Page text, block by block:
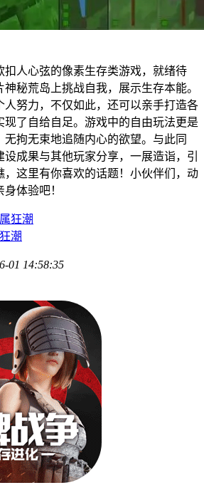
扣人心弦的像素生存类游戏，就绪待
秘荒岛上挑战自我，展示生存本能。
人努力，不仅如此，还可以亲手打造各
现了自给自足。游戏中的自由玩法更是
拘无束地追随内心的欲望。与此同
成果与其他玩家分享，一展造诣，引
，这里有你喜欢的话题！小伙伴们，动
体验吧！
潮
01 14:58:35